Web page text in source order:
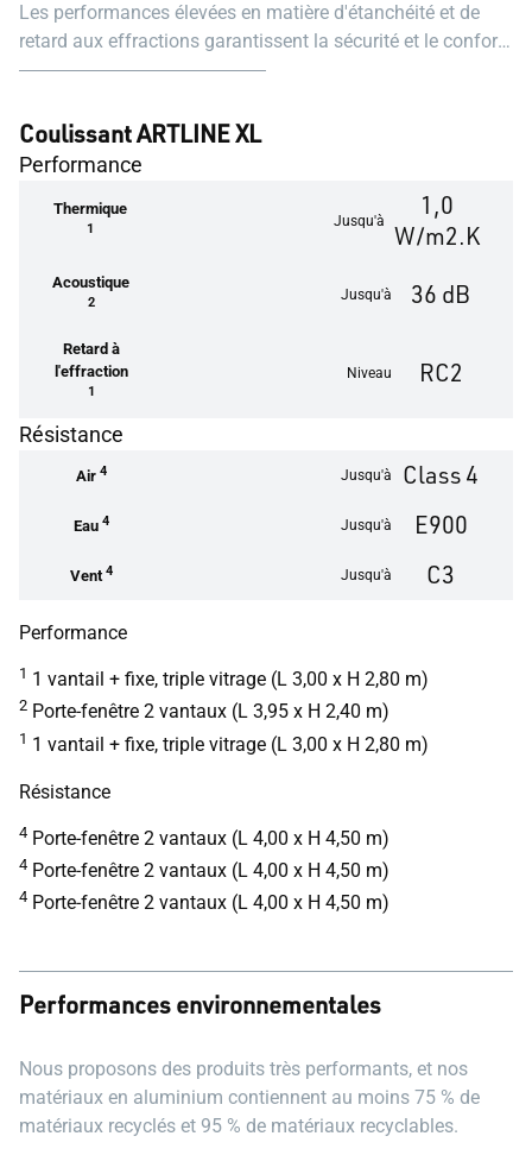
Les performances élevées en matière d'étanchéité et de
retard aux effractions garantissent la sécurité et le confort
des occupants. Les caractéristiques comprennent une
option).
Coulissant ARTLINE XL
Performance
Thermique
1 Jusqu'à
1,0
W/m2.K
Acoustique
2 Jusqu'à 36 dB
Retard à
l'effraction
1
Niveau RC2
Résistance
Air 4 Jusqu'à Class 4
Eau 4 Jusqu'à E900
Vent4 Jusqu'à C3
Performance
1 1 vantail + fixe, triple vitrage (L 3,00 x H 2,80 m)
2 Porte-fenêtre 2 vantaux (L 3,95 x H 2,40 m)
1 1 vantail + fixe, triple vitrage (L 3,00 x H 2,80 m)
Résistance
4 Porte-fenêtre 2 vantaux (L 4,00 x H 4,50 m)
4 Porte-fenêtre 2 vantaux (L 4,00 x H 4,50 m)
4 Porte-fenêtre 2 vantaux (L 4,00 x H 4,50 m)
Performances environnementales
Nous proposons des produits très performants, et nos
matériaux en aluminium contiennent au moins 75 % de
matériaux recyclés et 95 % de matériaux recyclables.